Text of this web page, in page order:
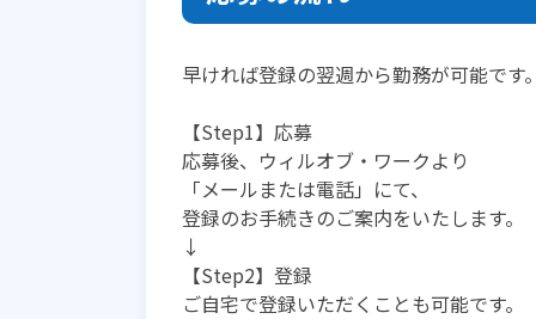
早ければ登録の翌週から勤務が可能です
【Step1】応募
応募後、ウィルオブ・ワークより
「メールまたは電話」にて、
登録のお手続きのご案内をいたします。
↓
【Step2】登録
ご自宅で登録いただくことも可能です。